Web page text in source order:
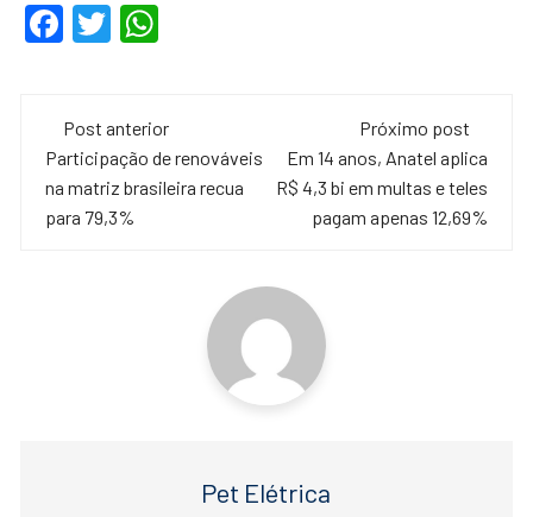
F
e
b
o
T
er s
A
Navegação
de
post
Post anterior
Participação de renováveis
na matriz brasileira recua
para 79,3%
Próximo post
Em 14 anos, Anatel aplica
R$ 4,3 bi em multas e teles
pagam apenas 12,69%
Pet Elétrica